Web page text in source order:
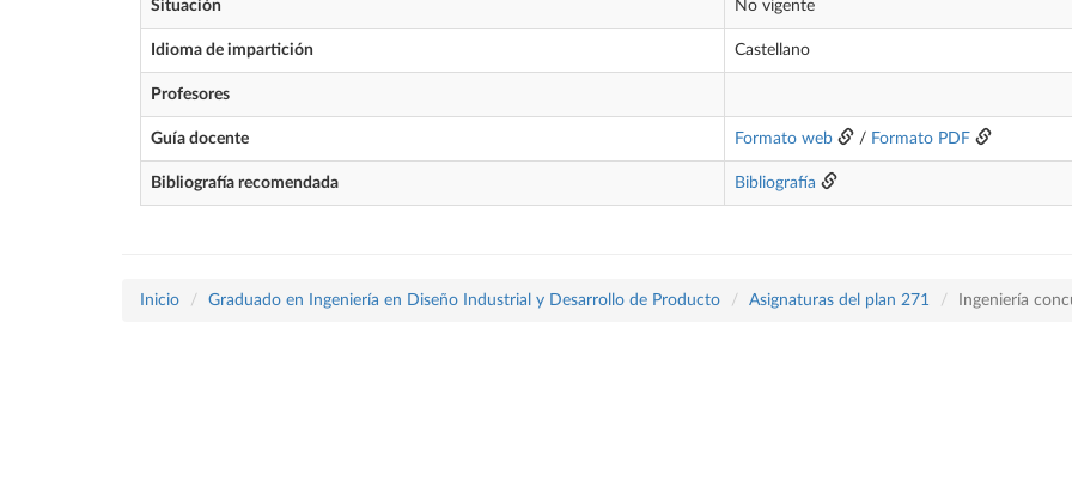
Situación No vigente
Idioma de impartición Castellano
Profesores
Guía docente Formato web / Formato PDF
Bibliografía recomendada Bibliografía
Inicio Graduado en Ingeniería en Diseño Industrial y Desarrollo de Producto Asignaturas del plan 271 Ingeniería